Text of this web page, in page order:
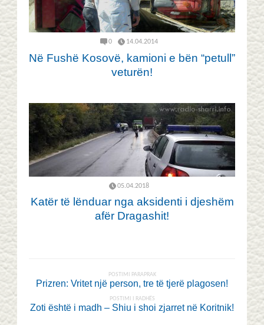
0 14.04.2014
Në Fushë Kosovë, kamioni e bën “petull”
veturën!
05.04.2018
Katër të lënduar nga aksidenti i djeshëm
afër Dragashit!
POSTIMI PARAPRAK
Prizren: Vritet një person, tre të tjerë plagosen!
POSTIMI I RADHËS
Zoti është i madh – Shiu i shoi zjarret në Koritnik!